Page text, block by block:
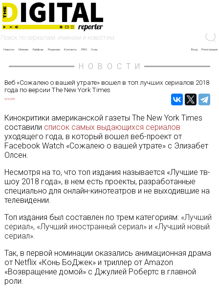
Новости Мнение Лайфхак Рецензии Контакты PRO О нас Вход Регистрация
НОВОСТИ
Веб «Сожалею о вашей утрате» вошел в топ лучших сериалов 2018
года по версии The New York Times
09/12/2018
Кинокритики американской газеты The New York Times
составили список самых выдающихся сериалов
уходящего года, в который вошел веб-проект от
Facebook Watch «Сожалею о вашей утрате» с Элизабет
Олсен.
Несмотря на то, что топ издания называется «Лучшие тв-
шоу 2018 года», в нем есть проекты, разработанные
специально для онлайн-кинотеатров и не выходившие на
телевидении.
Топ издания был составлен по трем категориям: «Лучший
сериал», «Лучший иностранный сериал» и «Лучший новый
сериал».
Так, в первой номинации оказались анимационная драма
от Netflix «Конь БоДжек» и триллер от Amazon
«Возвращение домой» с Джулией Робертс в главной
роли.